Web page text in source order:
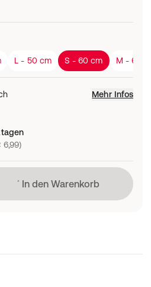
L - 50 cm S - 60 cm M - 60
Mehr Infos
6,99)
Lädt
In den Warenkorb